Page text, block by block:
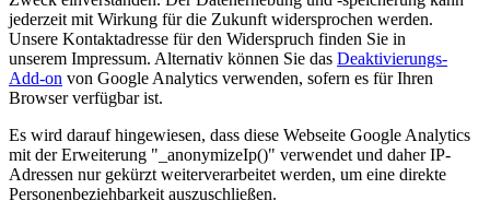
jederzeit mit Wirkung für die Zukunft widersprochen werden.
Unsere Kontaktadresse für den Widerspruch finden Sie in
unserem Impressum. Alternativ können Sie das Deaktivierungs-
Add-on von Google Analytics verwenden, sofern es für Ihren
Browser verfügbar ist.
Es wird darauf hingewiesen, dass diese Webseite Google Analytics
mit der Erweiterung "_anonymizeIp()" verwendet und daher IP-
Adressen nur gekürzt weiterverarbeitet werden, um eine direkte
Personenbeziehbarkeit auszuschließen.